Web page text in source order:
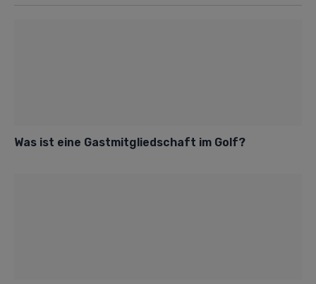
Was ist eine Gastmitgliedschaft im Golf?